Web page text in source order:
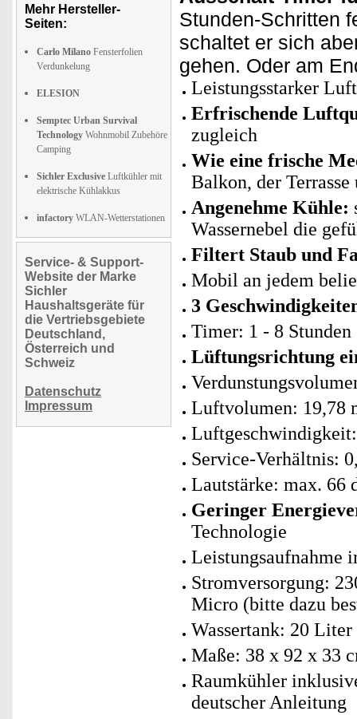
Mehr Hersteller-
Seiten:
Carlo Milano Fensterfolien
Verdunkelung
ELESION
Semptec Urban Survival
Technology Wohnmobil Zubehöre
Camping
Sichler Exclusive Luftkühler mit
elektrische Kühlakkus
infactory WLAN-Wetterstationen
Service- & Support-
Website der Marke
Sichler
Haushaltsgeräte für
die Vertriebsgebiete
Deutschland,
Österreich und
Schweiz
Datenschutz
Impressum
Stunden-Schritten
schaltet er sich
gehen. Oder am
Leistungsstarker
Erfrischende
zugleich
Wie eine frische
Balkon, der Terrasse
Angenehme Kühle:
Wassernebel die
Filtert Staub und
Mobil an jedem
3
Timer: 1 - 8
Lüftungsrichtung
Luftvolumen: 19,78
Service-Verhältnis:
Lautstärke: max. 66
Geringer
Technologie
Leistungsaufnahme
Stromversorgung:
Micro (bitte dazu
Wassertank: 20 Liter
Maße: 38 x 92 x 33
Raumkühler
deutscher Anleitung